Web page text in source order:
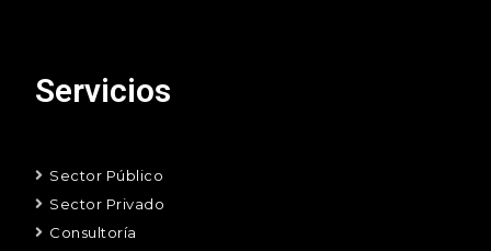
Servicios
Sector Público
Sector Privado
Consultoría